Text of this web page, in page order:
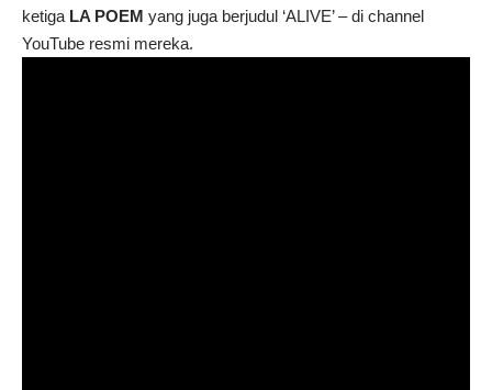
ketiga LA POEM yang juga berjudul ‘ALIVE’ – di channel
YouTube resmi mereka.